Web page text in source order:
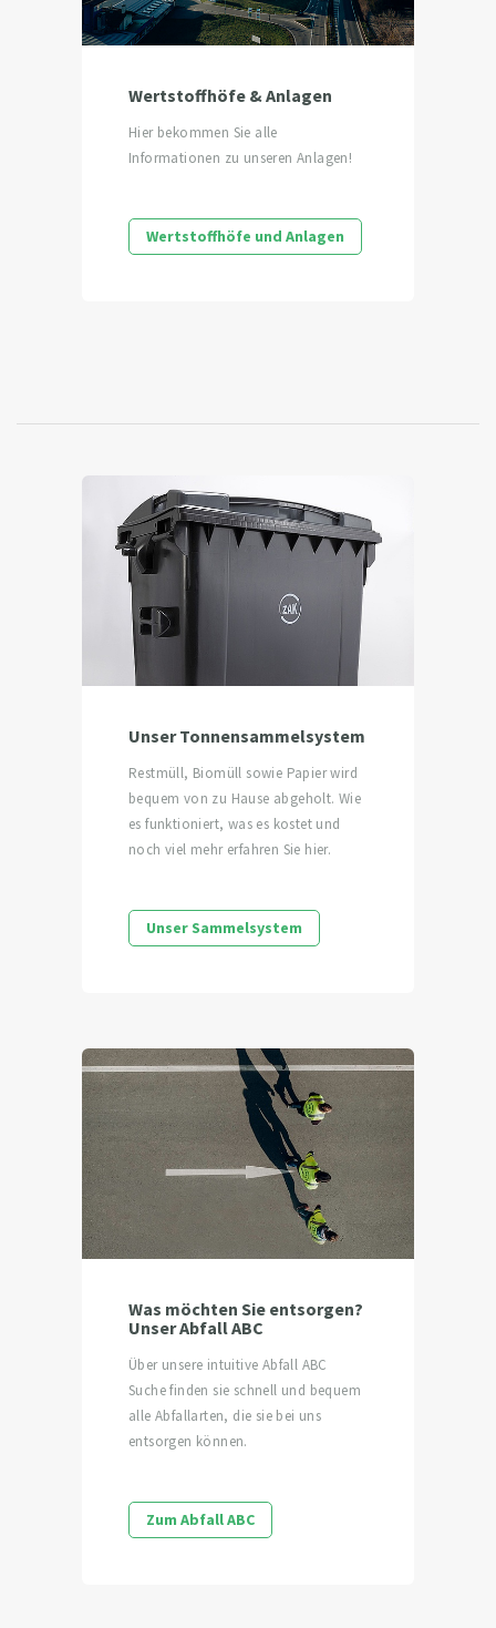
Wertstoffhöfe & Anlagen
Hier bekommen Sie alle
Informationen zu unseren Anlagen!
Wertstoffhöfe und Anlagen
Unser Tonnensammelsystem
Restmüll, Biomüll sowie Papier wird
bequem von zu Hause abgeholt. Wie
es funktioniert, was es kostet und
noch viel mehr erfahren Sie hier.
Unser Sammelsystem
Was möchten Sie entsorgen?
Unser Abfall ABC
Über unsere intuitive Abfall ABC
Suche finden sie schnell und bequem
alle Abfallarten, die sie bei uns
entsorgen können.
Zum Abfall ABC